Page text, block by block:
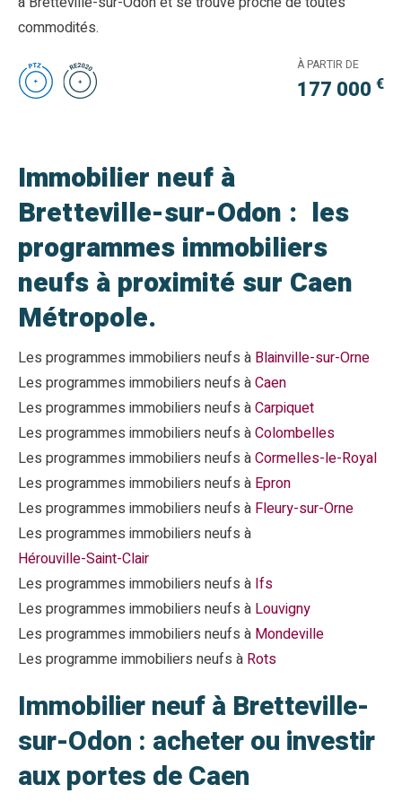
commodités.
À PARTIR DE
177 000 €
Immobilier neuf à
Bretteville-sur-Odon : les
programmes immobiliers
neufs à proximité sur Caen
Métropole.
Les programmes immobiliers neufs à Blainville-sur-Orne
Les programmes immobiliers neufs àCaen
Les programmes immobiliers neufs àCarpiquet
Les programmes immobiliers neufs àColombelles
Les programmes immobiliers neufs àCormelles-le-Royal
Les programmes immobiliers neufs à Epron
Les programmes immobiliers neufs à Fleury-sur-Orne
Les programmes immobiliers neufs à
Hérouville-Saint-Clair
Les programmes immobiliers neufs à Ifs
Les programmes immobiliers neufs à Louvigny
Les programmes immobiliers neufs à Mondeville
Les programme immobiliers neufs à Rots
Immobilier neuf à Bretteville-
sur-Odon : acheter ou investir
aux portes de Caen